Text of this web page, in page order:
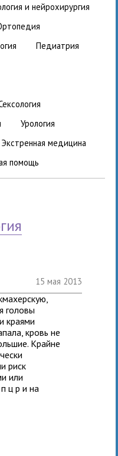
и нейрохирургия
ортопедия
педиатрия
сексология
урология
экстренная медицина
помощь
15 мая 2013
головы
краями
кровь не
Крайне
риск
или
ц р и на